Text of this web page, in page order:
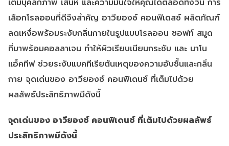
เติมบุคลิกภาพ เสน่ห์ และความมั่นใจให้คุณได้ตลอดทั้งวัน การ
เลือกโรลออนที่ดีจึงสำคัญ อาวียองซ์ คอนฟิเดสซ์ ผลิตภัณฑ์
ลดเหงื่อพร้อมระงับกลิ่นกายในรูปแบบโรลออน ซอฟท์ สมูด
ที่มาพร้อมคอลลาเจน ทำให้ผิวเรียบเนียนกระชับ และ นาโน
แอ็คทีฟ ช่วยระงับแบคทีเรียต้นเหตุของความอับชื้นและกลิ่น
กาย จุดเด่นของ อาวียองซ์ คอนฟิเดนซ์ ที่เต็มไปด้วย
ผลลัพธ์ประสิทธิภาพมีดังนี้
จุดเด่นของ อาวียองซ์ คอนฟิเดนซ์ ที่เต็มไปด้วยผลลัพธ์
ประสิทธิภาพมีดังนี้